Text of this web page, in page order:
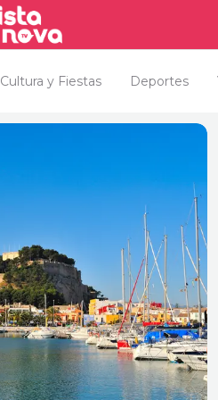
Cultura y Fiestas Deportes